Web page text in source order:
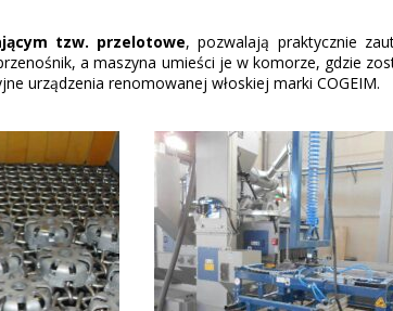
kolorowych)
i stali)
metalowe
Tytan
W
Wkłady
Z
Zbiorniki
tzw. przelotowe, pozwalają praktycznie
a maszyna umieści je w komorze, gdzie
urządzenia renomowanej włoskiej marki COGEIM.